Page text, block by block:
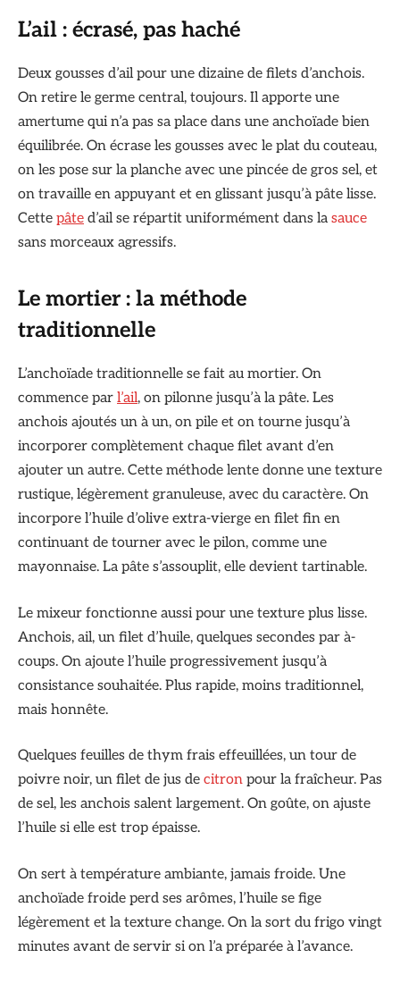
L’ail : écrasé, pas haché
Deux gousses d’ail pour une dizaine de filets d’anchois.
On retire le germe central, toujours. Il apporte une
amertume qui n’a pas sa place dans une anchoïade bien
équilibrée. On écrase les gousses avec le plat du couteau,
on les pose sur la planche avec une pincée de gros sel, et
on travaille en appuyant et en glissant jusqu’à pâte lisse.
Cette pâte d’ail se répartit uniformément dans la sauce
sans morceaux agressifs.
Le mortier : la méthode
traditionnelle
L’anchoïade traditionnelle se fait au mortier. On
commence par l’ail, on pilonne jusqu’à la pâte. Les
anchois ajoutés un à un, on pile et on tourne jusqu’à
incorporer complètement chaque filet avant d’en
ajouter un autre. Cette méthode lente donne une texture
rustique, légèrement granuleuse, avec du caractère. On
incorpore l’huile d’olive extra-vierge en filet fin en
continuant de tourner avec le pilon, comme une
mayonnaise. La pâte s’assouplit, elle devient tartinable.
Le mixeur fonctionne aussi pour une texture plus lisse.
Anchois, ail, un filet d’huile, quelques secondes par à-
coups. On ajoute l’huile progressivement jusqu’à
consistance souhaitée. Plus rapide, moins traditionnel,
mais honnête.
Quelques feuilles de thym frais effeuillées, un tour de
poivre noir, un filet de jus de citron pour la fraîcheur. Pas
de sel, les anchois salent largement. On goûte, on ajuste
l’huile si elle est trop épaisse.
On sert à température ambiante, jamais froide. Une
anchoïade froide perd ses arômes, l’huile se fige
légèrement et la texture change. On la sort du frigo vingt
minutes avant de servir si on l’a préparée à l’avance.